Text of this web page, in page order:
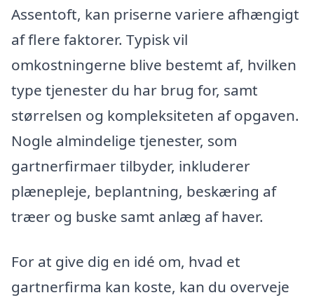
Assentoft, kan priserne variere afhængigt
af flere faktorer. Typisk vil
omkostningerne blive bestemt af, hvilken
type tjenester du har brug for, samt
størrelsen og kompleksiteten af opgaven.
Nogle almindelige tjenester, som
gartnerfirmaer tilbyder, inkluderer
plænepleje, beplantning, beskæring af
træer og buske samt anlæg af haver.
For at give dig en idé om, hvad et
gartnerfirma kan koste, kan du overveje